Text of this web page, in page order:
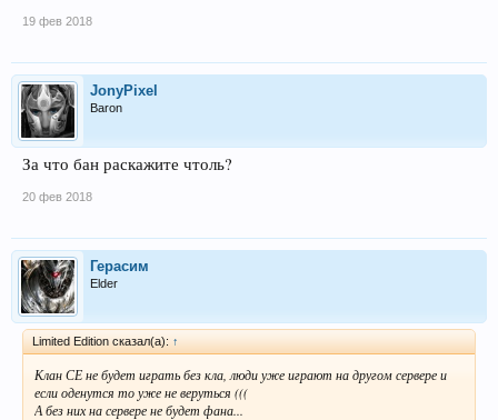
19 фев 2018
JonyPixel
Baron
За что бан раскажите чтоль?
20 фев 2018
Герасим
Elder
Limited Edition сказал(а): ↑
Клан СЕ не будет играть без кла, люди уже играют на другом сервере и
если оденутся то уже не веруться (((
А без них на сервере не будет фана...